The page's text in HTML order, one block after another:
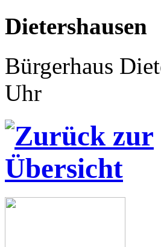
Dietershausen
Bürgerhaus
Uhr